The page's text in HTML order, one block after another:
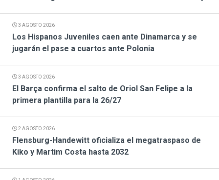
3 AGOSTO 2026
Los Hispanos Juveniles caen ante Dinamarca y se
jugarán el pase a cuartos ante Polonia
3 AGOSTO 2026
El Barça confirma el salto de Oriol San Felipe a la
primera plantilla para la 26/27
2 AGOSTO 2026
Flensburg-Handewitt oficializa el megatraspaso de
Kiko y Martim Costa hasta 2032